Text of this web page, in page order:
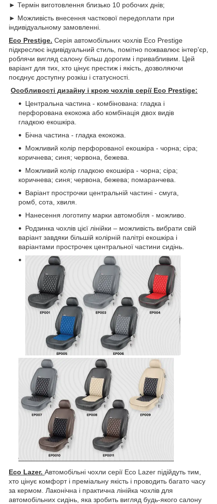
► Термін виготовлення близько 10 робочих днів;
► Можливість внесення часткової передоплати при
індивідуальному замовленні.
Eco Prestige. Серія автомобільних чохлів Eco Prestige
підкреслює індивідуальний стиль, помітно пожвавлює інтер'єр,
роблячи вигляд салону більш дорогим і привабливим. Цей
варіант для тих, хто цінує престиж і якість, дозволяючи
поєднує доступну розкіш і статусності.
Особливості дизайну і крою чохлів серії Eco Prestige:
Центральна частина - комбінована: гладка і
перфорована екокожа або комбінація двох видів
гладкою екошкіра.
Бічна частина - гладка екокожа.
Можливий колір перфорованої екошкіра - чорна; сіра;
коричнева; синя; червона, бежева.
Можливий колір гладкою екошкіра - чорна; сіра;
коричнева; синя; червона, бежева; помаранчева.
Варіант прострочки центральній частині - смуга,
ромб, сота, хвиля.
Нанесення логотипу марки автомобіля - можливо.
Родзинка чохлів цієї лінійки – можливість вибрати свій
варіант завдяки більшій колірній палітрі екошкіра і
варіантами прострочек центральної частини сидінь.
Eco Lazer. Автомобільні чохли серії Eco Lazer підійдуть тим,
хто цінує комфорт і преміальну якість і проводить багато часу
за кермом. Лаконічна і практична лінійка чохлів для
автомобільних сидінь, яка зробить вигляд будь-якого салону